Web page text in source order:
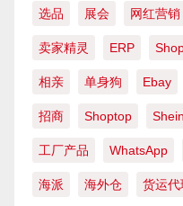
选品 展会 网红营销
卖家精灵 ERP
相亲 单身狗 Ebay
招商 Shoptop Shein
工厂产品 WhatsApp
海派 海外仓 货运代